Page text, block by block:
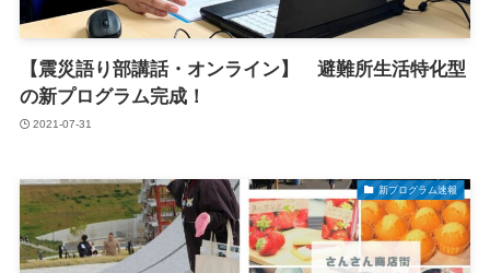
【震災語り部講話・オンライン】 避難所生活特化型
の新プログラム完成！
2021-07-31
新プログラム速報